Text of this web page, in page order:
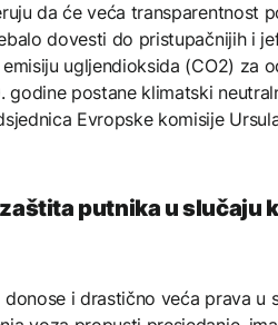
da će veća transparentnost
dovesti do pristupačnijih i
ugljendioksida (CO2) za
godine postane klimatski
Evropske komisije
putnika u slučaju
i drastično veća prava u